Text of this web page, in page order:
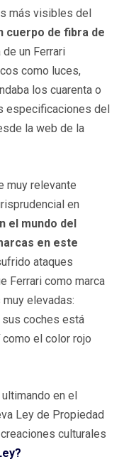
más visibles del
cuerpo de fibra de
un Ferrari
como luces,
los cuarenta o
especificaciones del
la web de la
muy relevante
en
el mundo del
en este
ataques
Ferrari como marca
elevadas:
coches está
el color rojo
en el
Ley de Propiedad
culturales